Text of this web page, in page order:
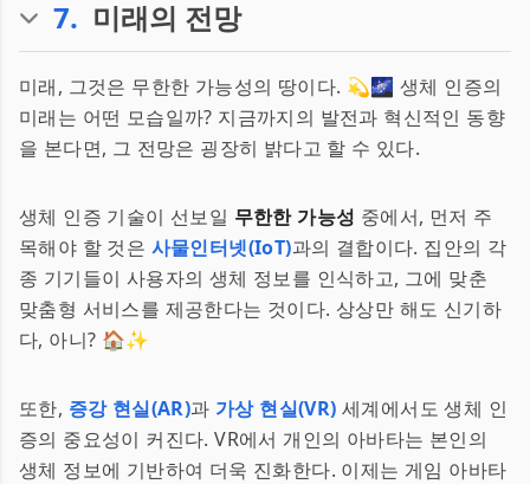
7. 미래의 전망
미래, 그것은 무한한 가능성의 땅이다. 💫🌌 생체 인증의
미래는 어떤 모습일까? 지금까지의 발전과 혁신적인 동향
을 본다면, 그 전망은 굉장히 밝다고 할 수 있다.
생체 인증 기술이 선보일 무한한 가능성 중에서, 먼저 주
목해야 할 것은 사물인터넷(IoT)과의 결합이다. 집안의 각
종 기기들이 사용자의 생체 정보를 인식하고, 그에 맞춘
맞춤형 서비스를 제공한다는 것이다. 상상만 해도 신기하
다, 아니? 🏠✨
또한, 증강 현실(AR)과 가상 현실(VR) 세계에서도 생체 인
증의 중요성이 커진다. VR에서 개인의 아바타는 본인의
생체 정보에 기반하여 더욱 진화한다. 이제는 게임 아바타